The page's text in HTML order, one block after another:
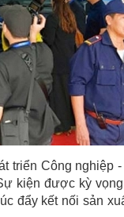
triển Công nghiệp
kiện được kỳ
đẩy kết nối sản